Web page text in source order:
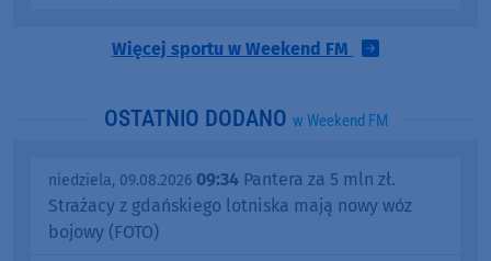
Więcej sportu w Weekend FM
OSTATNIO DODANO w Weekend FM
niedziela, 09.08.2026 09:34 Pantera za 5 mln zł.
Strażacy z gdańskiego lotniska mają nowy wóz
bojowy (FOTO)